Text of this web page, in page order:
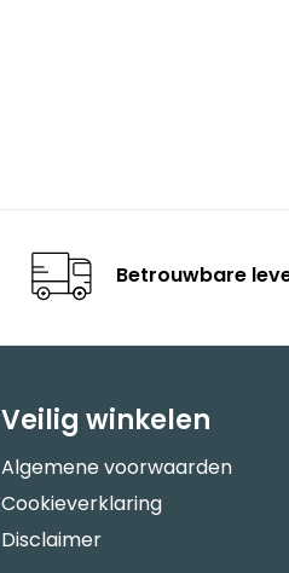
Betrouwbare
Veilig winkelen
Algemene voorwaarden
Cookieverklaring
Disclaimer